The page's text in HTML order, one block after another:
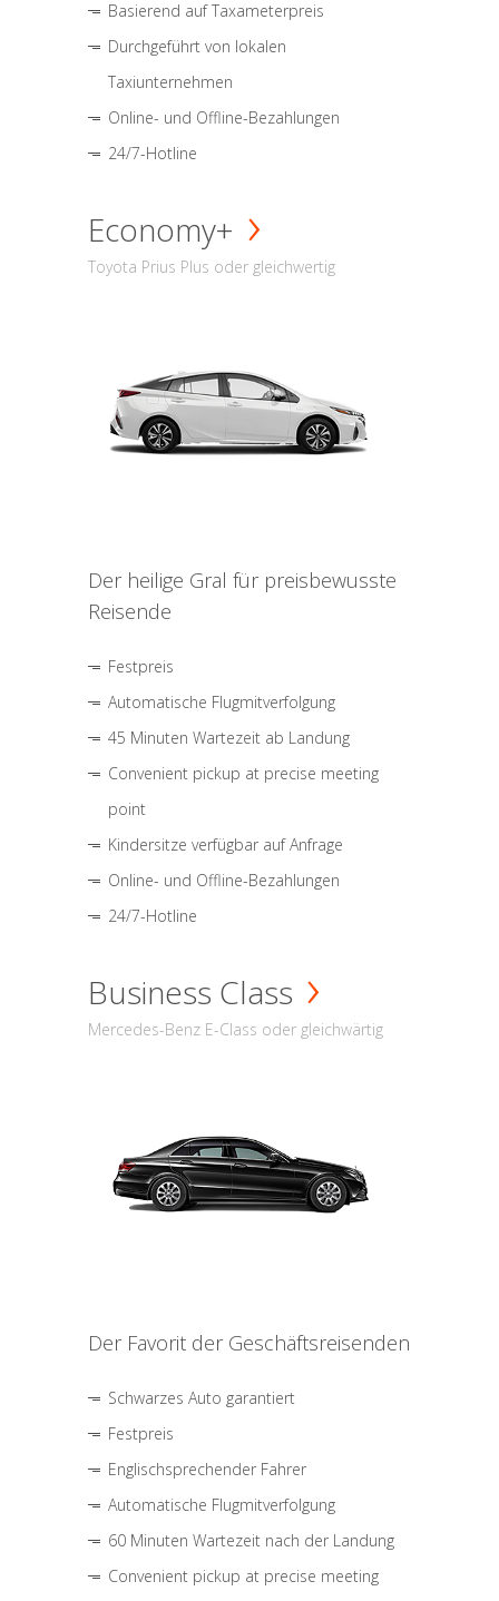
Basierend auf Taxameterpreis
Durchgeführt von lokalen
Taxiunternehmen
Online- und Offline-Bezahlungen
24/7-Hotline
Economy+
Toyota Prius Plus oder gleichwertig
Der heilige Gral für preisbewusste
Reisende
Festpreis
Automatische Flugmitverfolgung
45 Minuten Wartezeit ab Landung
Convenient pickup at precise meeting
point
Kindersitze verfügbar auf Anfrage
Online- und Offline-Bezahlungen
24/7-Hotline
Business Class
Mercedes-Benz E-Class oder gleichwärtig
Der Favorit der Geschäftsreisenden
Schwarzes Auto garantiert
Festpreis
Englischsprechender Fahrer
Automatische Flugmitverfolgung
60 Minuten Wartezeit nach der Landung
Convenient pickup at precise meeting